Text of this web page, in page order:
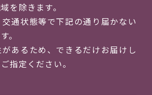
を除きます。
通状態等で下記の通り届かない
。
あるため、できるだけお届けし
指定ください。